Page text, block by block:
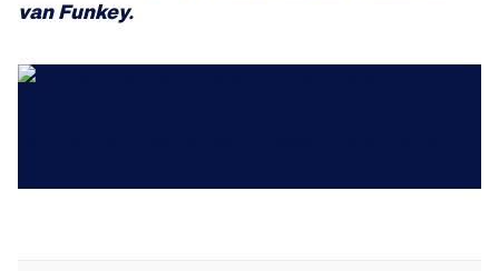
van Funkey.